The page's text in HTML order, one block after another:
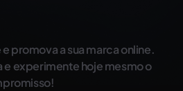
promova a sua marca online.
e experimente hoje mesmo o